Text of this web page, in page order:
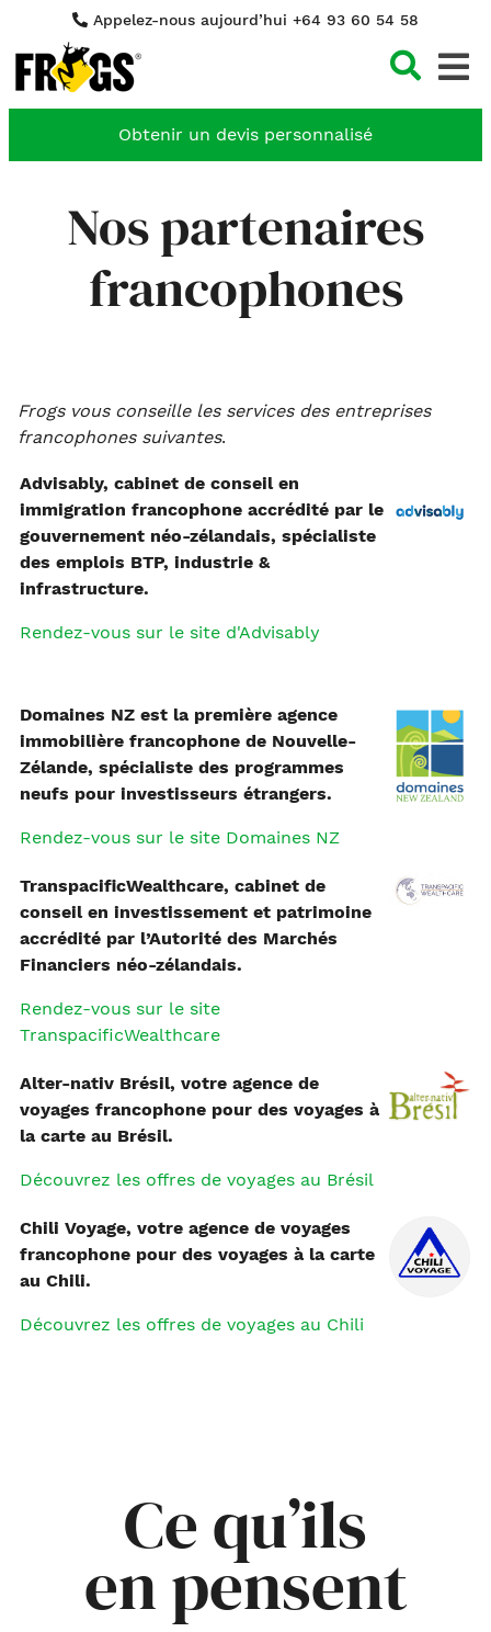
Appelez-nous aujourd’hui +64 93 60 54 58
Obtenir un devis personnalisé
Nos partenaires
francophones
Frogs vous conseille les services des entreprises
francophones suivantes.
Advisably, cabinet de conseil en
immigration francophone accrédité par le
gouvernement néo-zélandais, spécialiste
des emplois BTP, industrie &
infrastructure.
Rendez-vous sur le site d'Advisably
Domaines NZ est la première agence
immobilière francophone de Nouvelle-
Zélande, spécialiste des programmes
neufs pour investisseurs étrangers.
Rendez-vous sur le site Domaines NZ
TranspacificWealthcare, cabinet de
conseil en investissement et patrimoine
accrédité par l’Autorité des Marchés
Financiers néo-zélandais.
Rendez-vous sur le site
TranspacificWealthcare
Alter-nativ Brésil, votre agence de
voyages francophone pour des voyages à
la carte au Brésil.
Découvrez les offres de voyages au Brésil
Chili Voyage, votre agence de voyages
francophone pour des voyages à la carte
au Chili.
Découvrez les offres de voyages au Chili
Ce qu’ils
en pensent